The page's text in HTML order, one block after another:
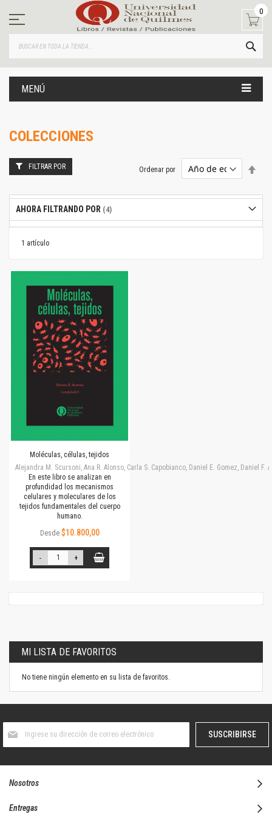
contenido
0
MENÚ
COLECCIONES
1 artículo
Ordenar por
Moléculas, células, tejidos
Alejandra M. Scursoni, Ana R. Alonso, Carla S. Capobianco, Daniel E. Gomez, Daniel
En este libro se analizan en
profundidad los mecanismos
celulares y moleculares de los
tejidos fundamentales del cuerpo
humano.
Desde $10.800,00
- +
FILTRAR POR
AHORA FILTRANDO POR
MI LISTA DE FAVORITOS
No tiene ningún elemento en su lista de favoritos.
boletín
SUSCRIBIRSE
Nosotros
Entregas